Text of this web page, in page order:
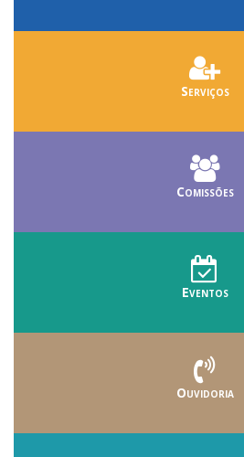
Serviços
Comissões
Eventos
Ouvidoria